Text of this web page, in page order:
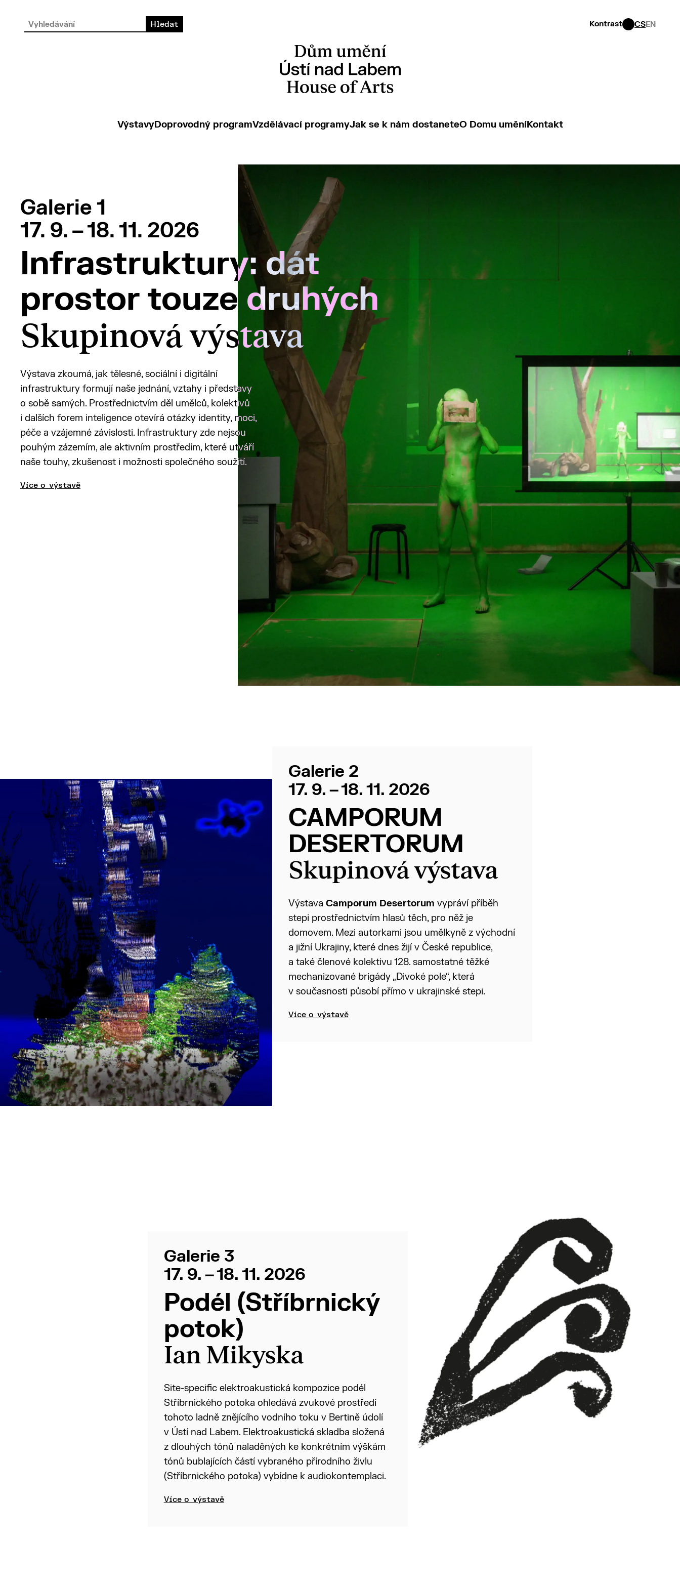
Kontrast CSEN
VýstavyDoprovodný programVzdělávací programyJak se k nám dostaneteO Domu uměníKontakt
Galerie 1
17. 9. – 18. 11. 2026
Infrastruktury: dát
prostor touze druhých
Skupinová výstava
Výstava zkoumá, jak tělesné, sociální i digitální
infrastruktury formují naše jednání, vztahy i představy
o sobě samých. Prostřednictvím děl umělců, kolektivů
i dalších forem inteligence otevírá otázky identity, moci,
péče a vzájemné závislosti. Infrastruktury zde nejsou
pouhým zázemím, ale aktivním prostředím, které utváří
naše touhy, zkušenost i možnosti společného soužití.
Více o výstavě
Galerie 2
17. 9. – 18. 11. 2026
CAMPORUM
DESERTORUM
Skupinová výstava
Výstava Camporum Desertorum vypráví příběh
stepi prostřednictvím hlasů těch, pro něž je
domovem. Mezi autorkami jsou umělkyně z východní
a jižní Ukrajiny, které dnes žijí v České republice,
a také členové kolektivu 128. samostatné těžké
mechanizované brigády „Divoké pole“, která
v současnosti působí přímo v ukrajinské stepi.
Více o výstavě
Galerie 3
17. 9. – 18. 11. 2026
Podél (Stříbrnický
potok)
Ian Mikyska
Site-specific elektroakustická kompozice podél
Stříbrnického potoka ohledává zvukové prostředí
tohoto ladně znějícího vodního toku v Bertině údolí
v Ústí nad Labem. Elektroakustická skladba složená
z dlouhých tónů naladěných ke konkrétním výškám
tónů bublajících částí vybraného přírodního živlu
(Stříbrnického potoka) vybídne k audiokontemplaci.
Více o výstavě